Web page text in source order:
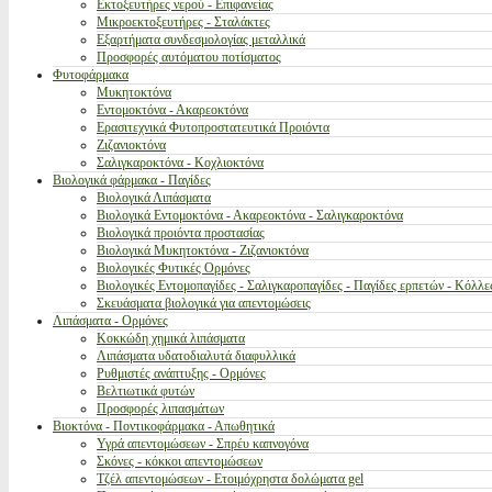
Εκτοξευτήρες νερού - Επιφανείας
Μικροεκτοξευτήρες - Σταλάκτες
Εξαρτήματα συνδεσμολογίας μεταλλικά
Προσφορές αυτόματου ποτίσματος
Φυτοφάρμακα
Μυκητοκτόνα
Εντομοκτόνα - Ακαρεοκτόνα
Ερασιτεχνικά Φυτοπροστατευτικά Προιόντα
Ζιζανιοκτόνα
Σαλιγκαροκτόνα - Κοχλιοκτόνα
Βιολογικά φάρμακα - Παγίδες
Βιολογικά Λιπάσματα
Βιολογικά Εντομοκτόνα - Ακαρεοκτόνα - Σαλιγκαροκτόνα
Βιολογικά προιόντα προστασίας
Βιολογικά Μυκητοκτόνα - Ζιζανιοκτόνα
Βιολογικές Φυτικές Ορμόνες
Βιολογικές Εντομοπαγίδες - Σαλιγκαροπαγίδες - Παγίδες ερπετών -
Σκευάσματα βιολογικά για απεντομώσεις
Λιπάσματα - Ορμόνες
Κοκκώδη χημικά λιπάσματα
Λιπάσματα υδατοδιαλυτά διαφυλλικά
Ρυθμιστές ανάπτυξης - Ορμόνες
Βελτιωτικά φυτών
Προσφορές λιπασμάτων
Βιοκτόνα - Ποντικοφάρμακα - Απωθητικά
Υγρά απεντομώσεων - Σπρέυ καπνογόνα
Σκόνες - κόκκοι απεντομώσεων
Τζέλ απεντομώσεων - Ετοιμόχρηστα δολώματα gel